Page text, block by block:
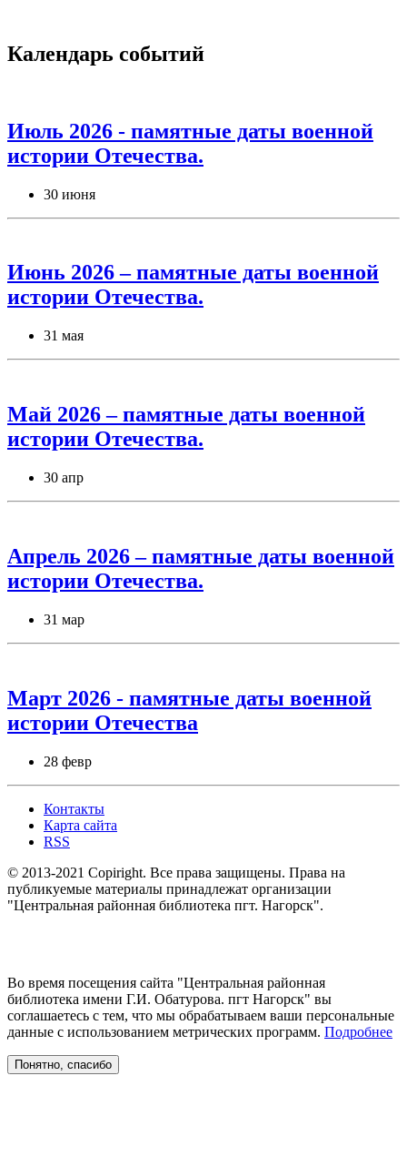
Календарь событий
Июль 2026 - памятные даты военной
истории Отечества.
30 июня
Июнь 2026 – памятные даты военной
истории Отечества.
31 мая
Май 2026 – памятные даты военной
истории Отечества.
30 апр
Апрель 2026 – памятные даты военной
истории Отечества.
31 мар
Март 2026 - памятные даты военной
истории Отечества
28 февр
Контакты
Карта сайта
RSS
© 2013-2021 Copiright. Все права защищены. Права на
публикуемые материалы принадлежат организации
"Центральная районная библиотека пгт. Нагорск".
Во время посещения сайта "Центральная районная
библиотека имени Г.И. Обатурова. пгт Нагорск" вы
соглашаетесь с тем, что мы обрабатываем ваши персональные
данные с использованием метрических программ. Подробнее
Понятно, спасибо